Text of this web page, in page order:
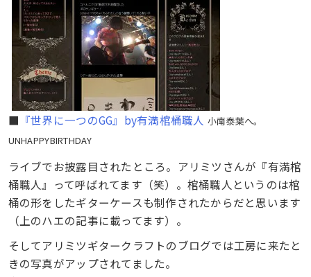
■ 『世界に一つのGG』by有満棺桶職人 小南泰葉へ。
UNHAPPYBIRTHDAY
ライブでお披露目されたところ。アリミツさんが『有満棺
桶職人』って呼ばれてます（笑）。棺桶職人というのは棺
桶の形をしたギターケースも制作されたからだと思います
（上のハエの記事に載ってます）。
そしてアリミツギタークラフトのブログでは工房に来たと
きの写真がアップされてました。